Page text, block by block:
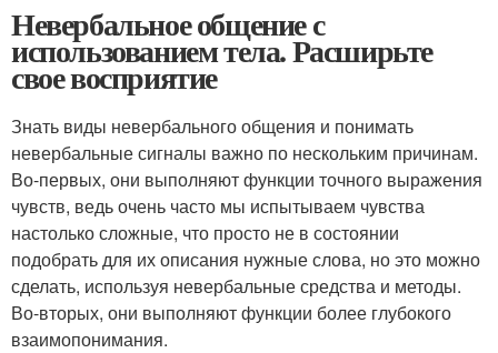
Невербальное общение с
использованием тела. Расширьте
свое восприятие
Знать виды невербального общения и понимать
невербальные сигналы важно по нескольким причинам.
Во-первых, они выполняют функции точного выражения
чувств, ведь очень часто мы испытываем чувства
настолько сложные, что просто не в состоянии
подобрать для их описания нужные слова, но это можно
сделать, используя невербальные средства и методы.
Во-вторых, они выполняют функции более глубокого
взаимопонимания.